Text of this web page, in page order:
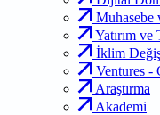
Muhasebe
Yatırım ve
İklim
Ventures -
Araştırma
Akademi